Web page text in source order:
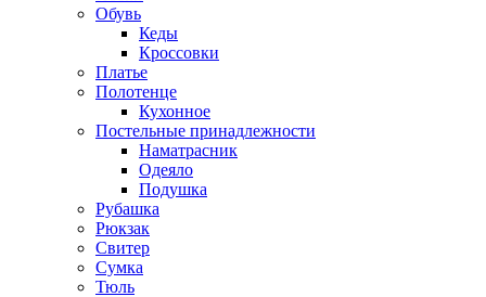
Обувь
Кеды
Кроссовки
Платье
Полотенце
Кухонное
Постельные принадлежности
Наматрасник
Одеяло
Подушка
Рубашка
Рюкзак
Свитер
Сумка
Тюль